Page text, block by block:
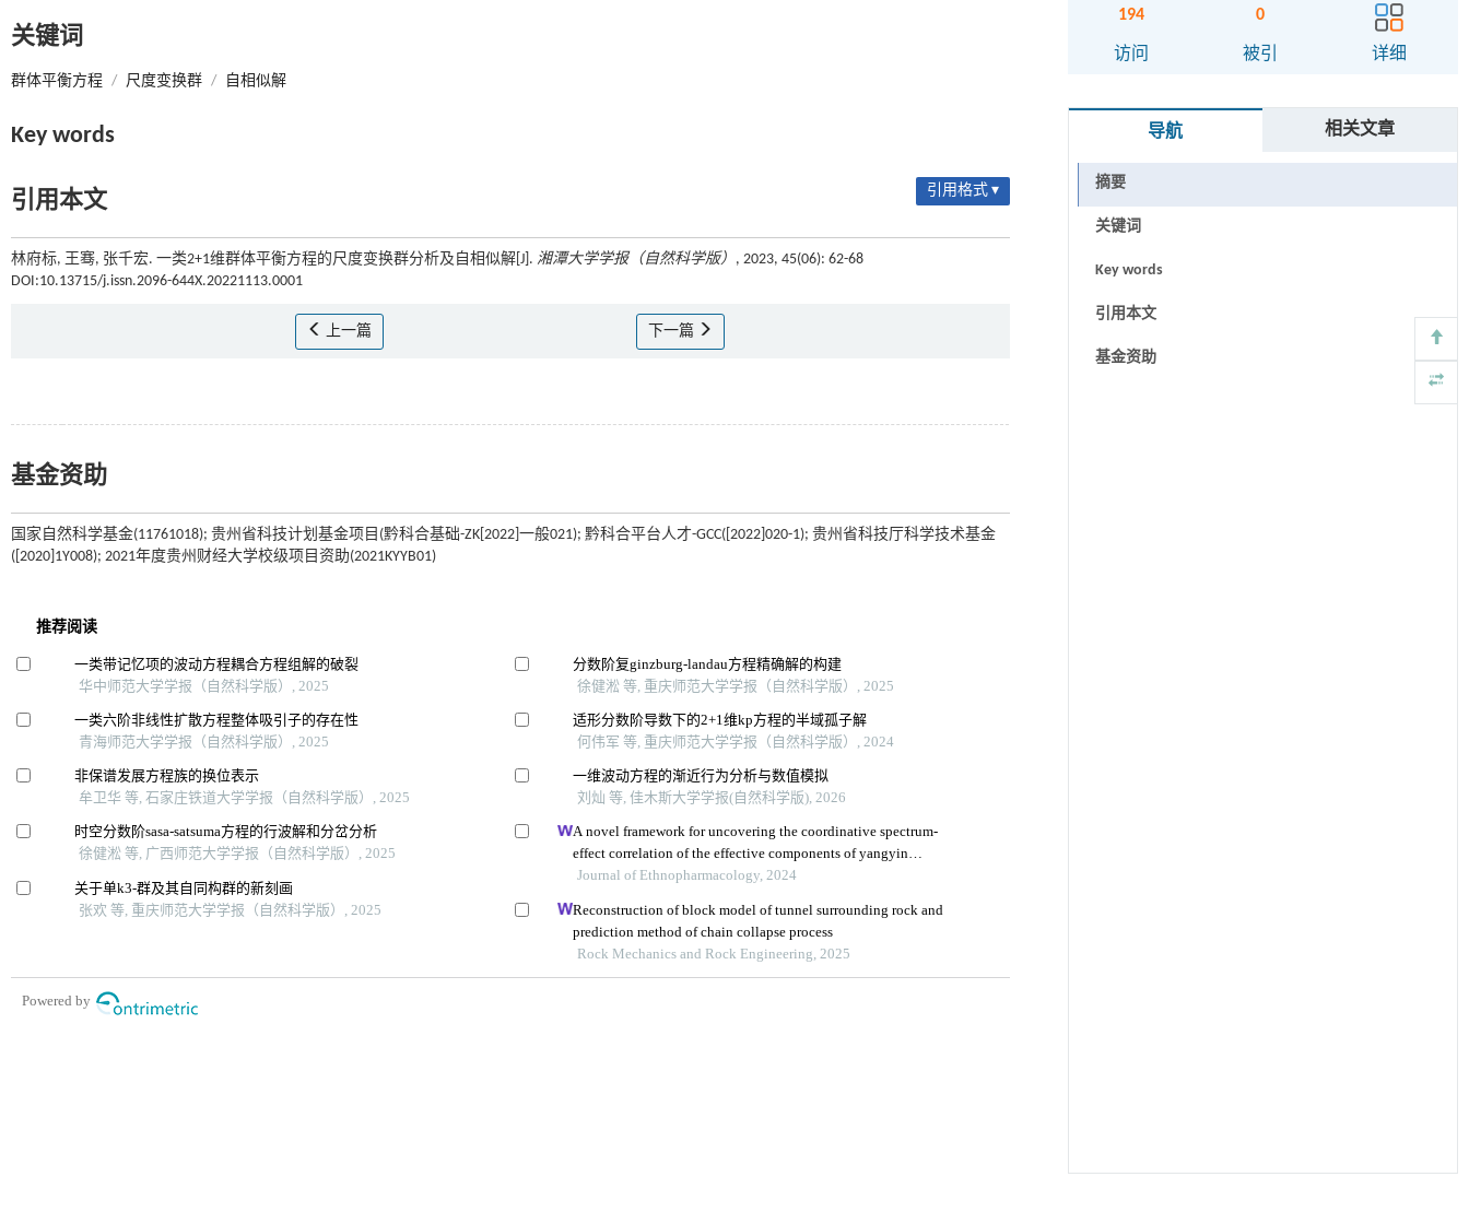
关键词
群体平衡方程 / 尺度变换群 / 自相似解
Key words
引用本文 引用格式 ▾
林府标, 王骞, 张千宏. 一类2+1维群体平衡方程的尺度变换群分析及自相似解[J]. 湘潭大学学报（自然科学版） , 2023, 45(06): 62-68
DOI:10.13715/j.issn.2096-644X.20221113.0001
上一篇 下一篇
基金资助
国家自然科学基金(11761018); 贵州省科技计划基金项目(黔科合基础-ZK[2022]一般021); 黔科合平台人才-GCC([2022]020-1); 贵州省科技厅科学技术基金
([2020]1Y008); 2021年度贵州财经大学校级项目资助(2021KYYB01)
194
访问
0
被引 详细
导航 相关文章
摘要
关键词
Key words
引用本文
基金资助